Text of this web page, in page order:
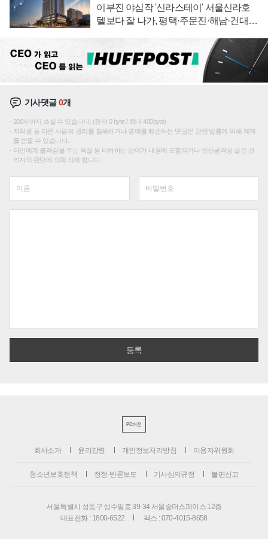
이부진 야심작 '신라스테이' 서울신라호
텔보다 잘 나가, 평택·주문진·해남·건대로
기사댓글0개
200자까지 쓰실 수 있습니다. (현재 0 byte / 최대 400byte)
저작권 등 다른 사람의 권리를 침해하거나 명예를 훼손하는 댓글은 관련 법률에 의해 제재
를 받을 수 있습니다.
타인에게 불쾌감을 주는 욕설 등 비하하는 단어가 내용에 포함되거나 인신공격성 글은 관
리자의 판단에 의해 삭제 합니다.
PC버전
회사소개 윤리강령 개인정보처리방침 이용자위원회
청소년보호정책 정정·반론보도 기사심의규정 불편신고
서울특별시 성동구 성수일로 39-34 서울숲더스페이스 12층
대표전화 : 1800-6522
팩스 : 070-4015-8658